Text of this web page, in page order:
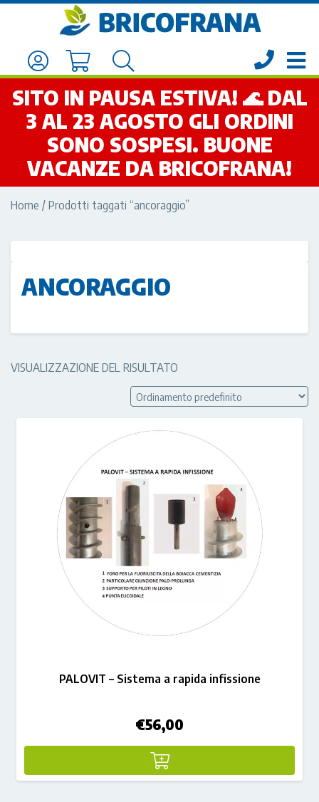
SITO IN PAUSA ESTIVA! 🌊 DAL
3 AL 23 AGOSTO GLI ORDINI
SONO SOSPESI. BUONE
VACANZE DA BRICOFRANA!
Home / Prodotti taggati “ancoraggio”
ANCORAGGIO
VISUALIZZAZIONE DEL RISULTATO
PALOVIT – Sistema a rapida infissione
€56,00